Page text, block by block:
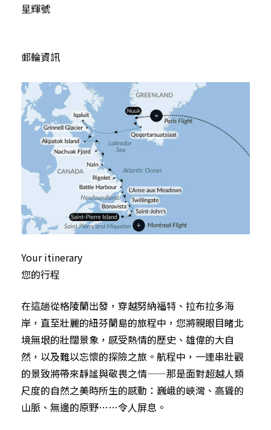
星輝號
郵輪資訊
Your itinerary
您的行程
在這趟從格陵蘭出發，穿越努納福特、拉布拉多海
岸，直至壯麗的紐芬蘭島的旅程中，您將親眼目睹北
境無垠的壯闊景象，感受熱情的歷史、雄偉的大自
然，以及難以忘懷的探險之旅。航程中，一連串壯觀
的景致將帶來靜謐與敬畏之情——那是面對超越人類
尺度的自然之美時所生的感動：巍峨的峽灣、高聳的
山脈、無邊的原野……令人屏息。